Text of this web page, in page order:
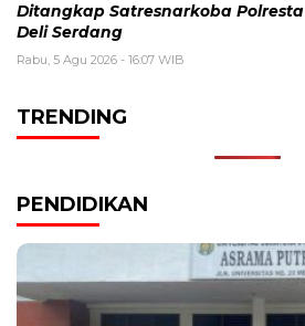
Ditangkap Satresnarkoba Polresta
Deli Serdang
Rabu, 5 Agu 2026 - 16:07 WIB
TRENDING
PENDIDIKAN